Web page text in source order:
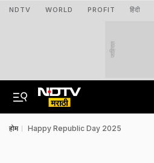
NDTV WORLD PROFIT हिंदी
जाहिरात
होम Happy Republic Day 2025